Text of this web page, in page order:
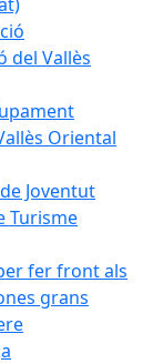
del Vallès
Oriental
Joventut
Turisme
fer front als
grans